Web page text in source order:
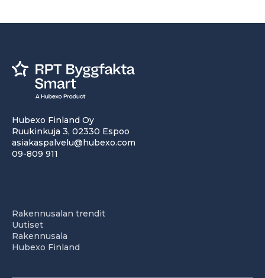
Hubexo Finland Oy
Ruukinkuja 3, 02330 Espoo
asiakaspalvelu@hubexo.com
09-809 911
Rakennusalan trendit
Uutiset
Rakennusala
Hubexo Finland